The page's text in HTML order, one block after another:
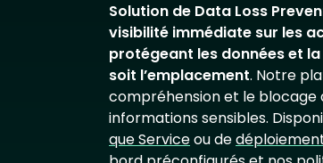
Solution de Data Loss
visibilité immédiate sur les
protégeant les données et
soit l’emplacement. Notre
compréhension et le blocage
informations sensibles.
que Serviceou de